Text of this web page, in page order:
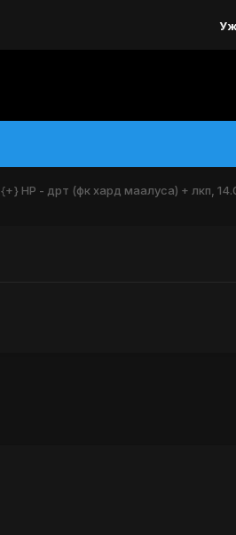
{+} НР - дрт (фк хард маалуса) + лкп,